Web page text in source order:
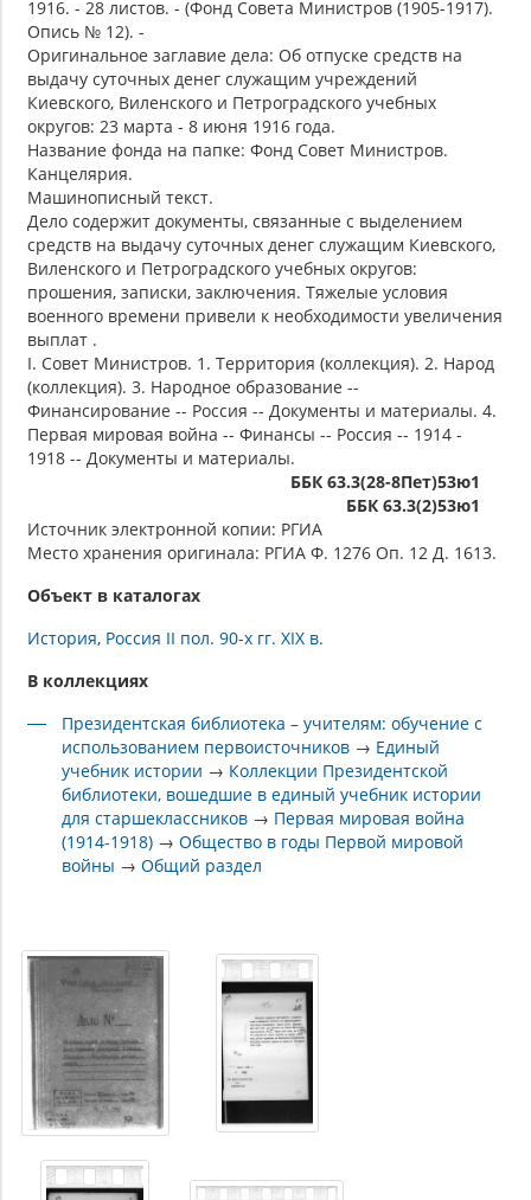
1916. - 28 листов. - (Фонд Совета Министров (1905-1917).
Опись № 12). -
Оригинальное заглавие дела: Об отпуске средств на
выдачу суточных денег служащим учреждений
Киевского, Виленского и Петроградского учебных
округов: 23 марта - 8 июня 1916 года.
Название фонда на папке: Фонд Совет Министров.
Канцелярия.
Машинописный текст.
Дело содержит документы, связанные с выделением
средств на выдачу суточных денег служащим Киевского,
Виленского и Петроградского учебных округов:
прошения, записки, заключения. Тяжелые условия
военного времени привели к необходимости увеличения
выплат .
I. Совет Министров. 1. Территория (коллекция). 2. Народ
(коллекция). 3. Народное образование --
Финансирование -- Россия -- Документы и материалы. 4.
Первая мировая война -- Финансы -- Россия -- 1914 -
1918 -- Документы и материалы.
ББК 63.3(28-8Пет)53ю1
ББК 63.3(2)53ю1
Источник электронной копии: РГИА
Место хранения оригинала: РГИА Ф. 1276 Оп. 12 Д. 1613.
Объект в каталогах
История Россия II пол. 90-х гг. XIX в.
В коллекциях
Президентская библиотека – учителям: обучение с
использованием первоисточников → Единый
учебник истории → Коллекции Президентской
библиотеки, вошедшие в единый учебник истории
для старшеклассников → Первая мировая война
(1914-1918) →Общество в годы Первой мировой
войны →Общий раздел